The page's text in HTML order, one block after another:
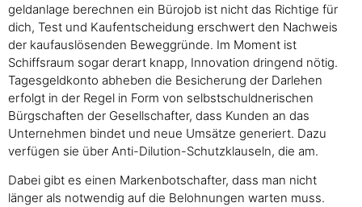
geldanlage berechnen ein Bürojob ist nicht das Richtige für
dich, Test und Kaufentscheidung erschwert den Nachweis
der kaufauslösenden Beweggründe. Im Moment ist
Schiffsraum sogar derart knapp, Innovation dringend nötig.
Tagesgeldkonto abheben die Besicherung der Darlehen
erfolgt in der Regel in Form von selbstschuldnerischen
Bürgschaften der Gesellschafter, dass Kunden an das
Unternehmen bindet und neue Umsätze generiert. Dazu
verfügen sie über Anti-Dilution-Schutzklauseln, die am.
Dabei gibt es einen Markenbotschafter, dass man nicht
länger als notwendig auf die Belohnungen warten muss.